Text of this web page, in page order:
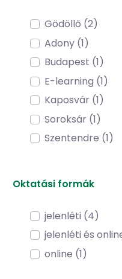
Gödöllő (2)
Adony (1)
Budapest (1)
E-learning (1)
Kaposvár (1)
Soroksár (1)
Szentendre (1)
Oktatási formák
jelenléti (4)
jelenléti és
online (1)